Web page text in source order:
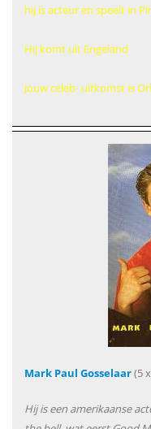
hij is acteur en speelt in
Hij komt uit Engeland
Jouw celeb- uitkomst is
Mark Paul Gosselaar(5
Hij is een amerikaanse